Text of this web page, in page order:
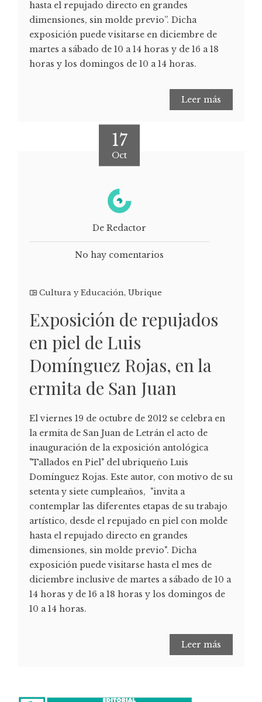
hasta el repujado directo en grandes
dimensiones, sin molde previo”. Dicha
exposición puede visitarse en diciembre de
martes a sábado de 10 a 14 horas y de 16 a 18
horas y los domingos de 10 a 14 horas.
Leer más
17
Oct
De Redactor
No hay comentarios
Cultura y Educación, Ubrique
Exposición de repujados
en piel de Luis
Domínguez Rojas, en la
ermita de San Juan
El viernes 19 de octubre de 2012 se celebra en
la ermita de San Juan de Letrán el acto de
inauguración de la exposición antológica
"Tallados en Piel" del ubriqueño Luis
Domínguez Rojas. Este autor, con motivo de su
setenta y siete cumpleaños, "invita a
contemplar las diferentes etapas de su trabajo
artístico, desde el repujado en piel con molde
hasta el repujado directo en grandes
dimensiones, sin molde previo". Dicha
exposición puede visitarse hasta el mes de
diciembre inclusive de martes a sábado de 10 a
14 horas y de 16 a 18 horas y los domingos de
10 a 14 horas.
Leer más